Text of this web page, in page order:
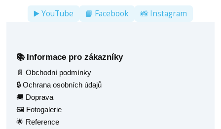
▶️ YouTube 📘 Facebook 📸 Instagram
📚 Informace pro zákazníky
📄 Obchodní podmínky
🔒 Ochrana osobních údajů
🚚 Doprava
🖼️ Fotogalerie
🌟 Reference